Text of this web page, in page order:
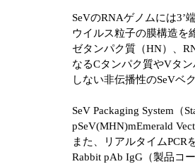
SeVのRNAゲノムには3’
ウイルス粒子の膜構造を
ゼタンパク質（HN）、
なるCタンパク質やVタ
しない非伝播性のSeVベ
SeV Packaging System（
pSeV(MHN)mEmerald
また、リアルタイムPCR
Rabbit pAb IgG（製品コ